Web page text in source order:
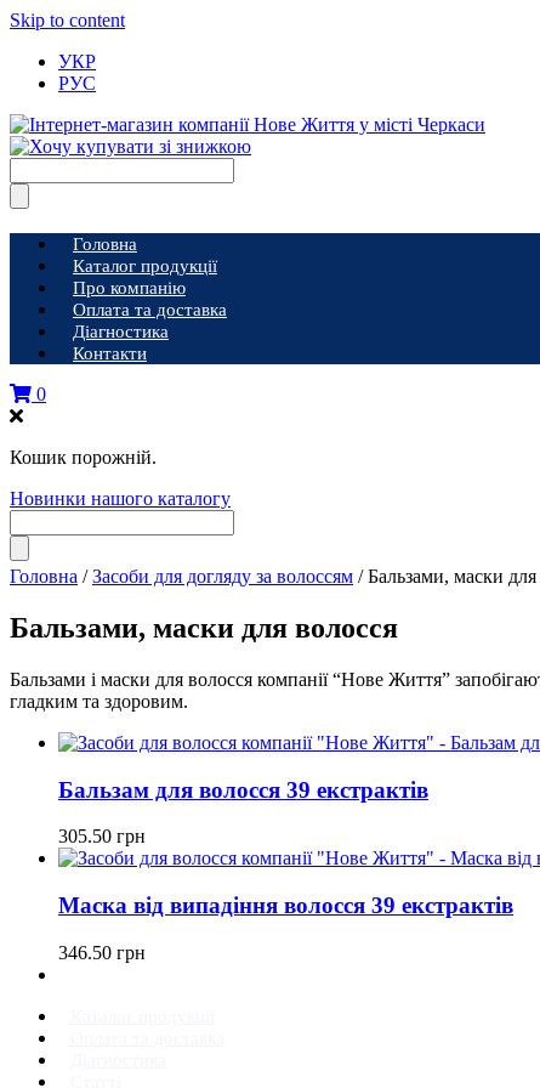
Skip to content
УКР
РУС
Головна
Каталог продукції
Про компанію
Оплата та доставка
Діагностика
Контакти
0
Кошик порожній.
Новинки нашого каталогу
Головна /Засоби для догляду за волоссям / Бальзами, маски для
Бальзами, маски для волосся
Бальзами і маски для волосся компанії “Нове Життя”
гладким та здоровим.
Бальзам для волосся 39 екстрактів
305.50 грн
Маска від випадіння волосся 39 екстрактів
346.50 грн